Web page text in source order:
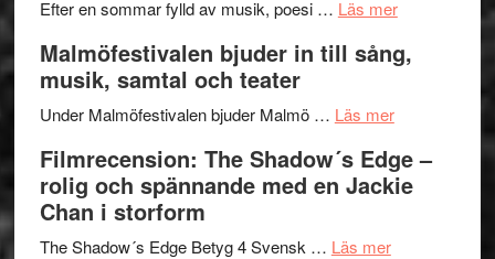
genrens
terräng
på
Efter en sommar fylld av musik, poesi … Läs merom
Endre,
Roland
Pöntinen
Malmöfestivalen bjuder in till sång,
musik, samtal och teater
Under Malmöfestivalen bjuder Malmö … Läs merom
bjuder
in
Filmrecension: The Shadow´s Edge –
rolig och spännande med en Jackie
Chan i storform
The Shadow´s Edge Betyg 4 Svensk … Läs merom